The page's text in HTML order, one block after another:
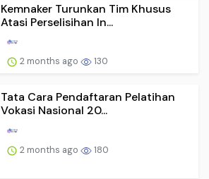
Kemnaker Turunkan Tim Khusus
Atasi Perselisihan In...
2 months ago 130
Tata Cara Pendaftaran Pelatihan
Vokasi Nasional 20...
2 months ago 180